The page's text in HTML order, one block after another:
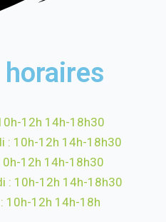
horaires
12h 14h-18h30
: 10h-12h 14h-18h30
12h 14h-18h30
: 10h-12h 14h-18h30
10h-12h 14h-18h